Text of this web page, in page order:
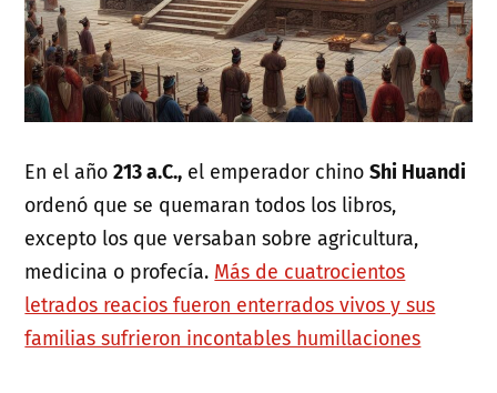
En el año213 a.C., el emperador chinoShi Huandi
ordenó que se quemaran todos los libros,
excepto los que versaban sobre agricultura,
medicina o profecía. Más de cuatrocientos
letrados reacios fueron enterrados vivos y sus
familias sufrieron incontables humillaciones